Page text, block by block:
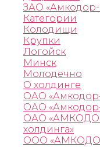
ЗАО
Категории
Колодищи
Крупки
Логойск
Минск
Молодечно
О холдинге
ОАО
ОАО
ОАО
холдинга‎»‎
ООО